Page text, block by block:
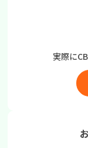
実際に